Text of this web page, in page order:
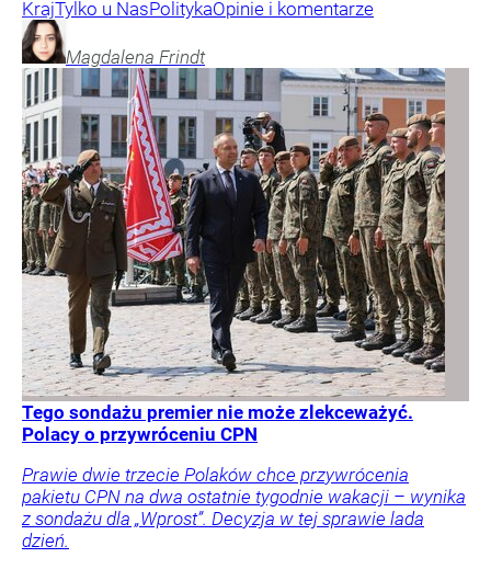
KrajTylko u NasPolitykaOpinie i komentarze
Magdalena Frindt
Tego sondażu premier nie może zlekceważyć.
Polacy o przywróceniu CPN
Prawie dwie trzecie Polaków chce przywrócenia
pakietu CPN na dwa ostatnie tygodnie wakacji – wynika
z sondażu dla „Wprost”. Decyzja w tej sprawie lada
dzień.